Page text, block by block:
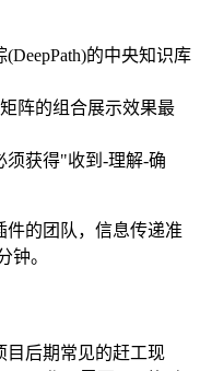
的中央知识库
阵的组合展示效果最
须获得"收到-理解-确
件的团队，信息传递准
钟。
目后期常见的赶工现